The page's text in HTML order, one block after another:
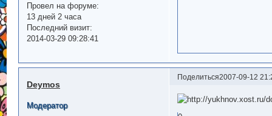
Провел на форуме:
13 дней 2 часа
Последний визит:
2014-03-29 09:28:41
Поделиться2007-09-12
Deymos
Модератор